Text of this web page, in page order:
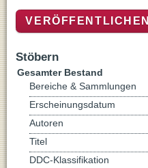
VERÖFFENTLICHEN
Stöbern
Gesamter Bestand
Bereiche & Sammlungen
Erscheinungsdatum
Autoren
Titel
DDC-Klassifikation